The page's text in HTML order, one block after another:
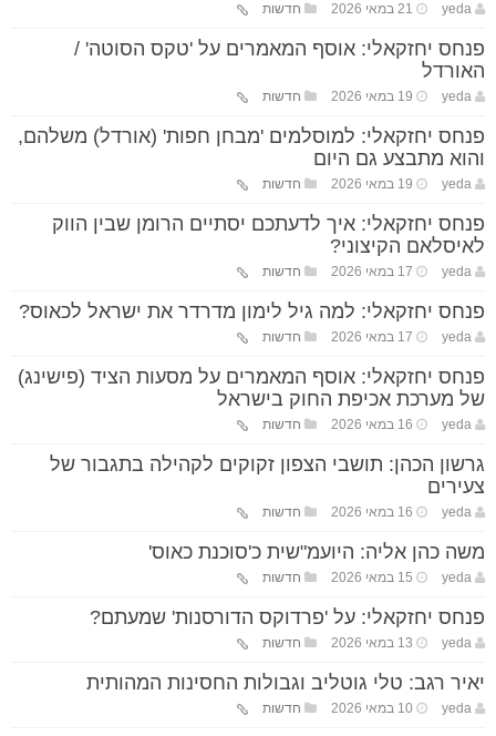
yeda 21 במאי 2026 חדשות
פנחס יחזקאלי: אוסף המאמרים על 'טקס הסוטה' /
האורדל
yeda 19 במאי 2026 חדשות
פנחס יחזקאלי: למוסלמים 'מבחן חפות' (אורדל) משלהם,
והוא מתבצע גם היום
yeda 19 במאי 2026 חדשות
פנחס יחזקאלי: איך לדעתכם יסתיים הרומן שבין הווק
לאיסלאם הקיצוני?
yeda 17 במאי 2026 חדשות
פנחס יחזקאלי: למה גיל לימון מדרדר את ישראל לכאוס?
yeda 17 במאי 2026 חדשות
פנחס יחזקאלי: אוסף המאמרים על מסעות הציד (פישינג)
של מערכת אכיפת החוק בישראל
yeda 16 במאי 2026 חדשות
גרשון הכהן: תושבי הצפון זקוקים לקהילה בתגבור של
צעירים
yeda 16 במאי 2026 חדשות
משה כהן אליה: היועמ"שית כ'סוכנת כאוס'
yeda 15 במאי 2026 חדשות
פנחס יחזקאלי: על 'פרדוקס הדורסנות' שמעתם?
yeda 13 במאי 2026 חדשות
יאיר רגב: טלי גוטליב וגבולות החסינות המהותית
yeda 10 במאי 2026 חדשות